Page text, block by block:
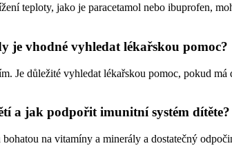
teploty, jako je paracetamol nebo ibuprofen,
je vhodné vyhledat lékařskou pomoc?
Je důležité vyhledat lékařskou pomoc, pokud
a jak podpořit imunitní systém dítěte?
na vitamíny a minerály a dostatečný